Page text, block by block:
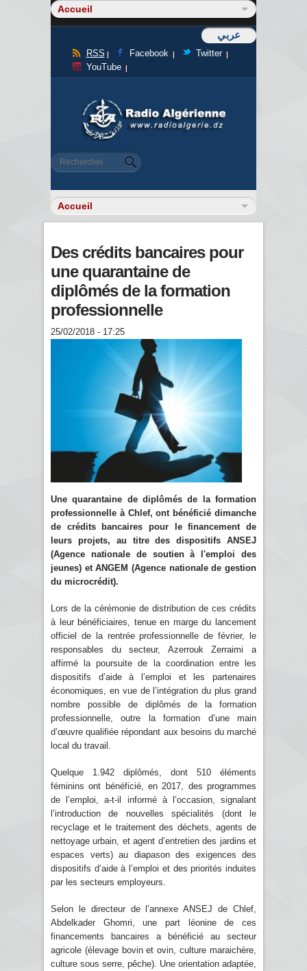
عربي
RSS Facebook
Twitter
YouTube
Formulaire de recherche
Rechercher
Des crédits bancaires pour
une quarantaine de
diplômés de la formation
professionnelle
25/02/2018 - 17:25
Une quarantaine de diplômés de la formation
professionnelle à Chlef, ont bénéficié dimanche
de crédits bancaires pour le financement de
leurs projets, au titre des dispositifs ANSEJ
(Agence nationale de soutien à l'emploi des
jeunes) et ANGEM (Agence nationale de gestion
du microcrédit).
Lors de la cérémonie de distribution de ces crédits
à leur bénéficiaires, tenue en marge du lancement
officiel de la rentrée professionnelle de février, le
responsables du secteur, Azerrouk Zerraimi a
affirmé la poursuite de la coordination entre les
dispositifs d’aide à l’emploi et les partenaires
économiques, en vue de l’intégration du plus grand
nombre possible de diplômés de la formation
professionnelle, outre la formation d’une main
d’œuvre qualifiée répondant aux besoins du marché
local du travail.
Quelque 1.942 diplômés, dont 510 éléments
féminins ont bénéficié, en 2017, des programmes
de l’emploi, a-t-il informé à l’occasion, signalant
l’introduction de nouvelles spécialités (dont le
recyclage et le traitement des déchets, agents de
nettoyage urbain, et agent d’entretien des jardins et
espaces verts) au diapason des exigences des
dispositifs d’aide à l’emploi et des priorités induites
par les secteurs employeurs.
Selon le directeur de l’annexe ANSEJ de Chlef,
Abdelkader Ghomri, une part léonine de ces
financements bancaires a bénéficié au secteur
agricole (élevage bovin et ovin, culture maraichère,
culture sous serre, pêche). Une orientation adaptée,